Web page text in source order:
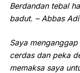
Berdandan tebal
badut. – Abbas
Saya
cerdas dan peka
memaksa saya